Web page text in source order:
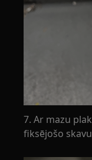
7. Ar mazu
fiksējošo